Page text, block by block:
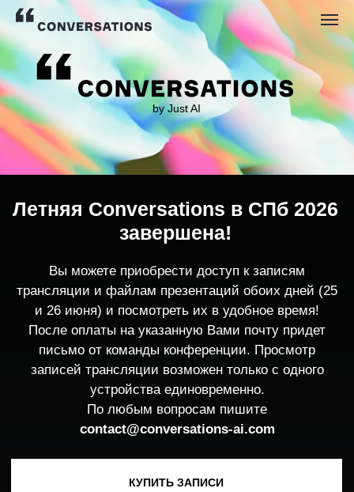
by Just AI
трансляции и файлам презентаций обоих дней (25
После оплаты на указанную Вами почту придет
записей трансляции возможен только с одного
устройства единовременно.
По любым вопросам пишите
contact@conversations-ai.co m
Летняя Conversations в СПб 2026
завершена!
Ждем вас 2 декабря на
Conversations 2026 в Москве